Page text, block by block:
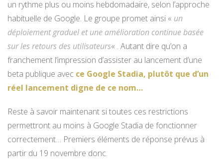
un rythme plus ou moins hebdomadaire, selon l’approche
habituelle de Google. Le groupe promet ainsi « un
déploiement graduel et une amélioration continue basée
sur les retours des utilisateurs« . Autant dire qu’on a
franchement l’impression d’assister au lancement d’une
beta publique avec ce Google Stadia, plutôt que d’un
réel lancement digne de ce nom…
Reste à savoir maintenant si toutes ces restrictions
permettront au moins à Google Stadia de fonctionner
correctement… Premiers éléments de réponse prévus à
partir du 19 novembre donc.